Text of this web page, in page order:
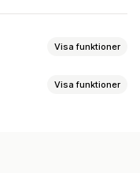
Visa funktioner
Visa funktioner